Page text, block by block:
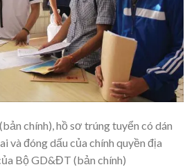
chính), hồ sơ trúng tuyển có dán
và đóng dấu của chính quyền địa
Bộ GD&ĐT (bản chính)